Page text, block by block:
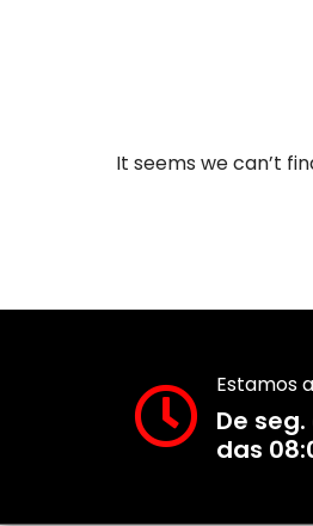
It seems we can’t
Estamos
De
das